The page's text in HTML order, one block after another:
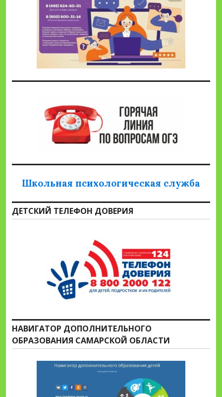
Школьная психологическая служба
ДЕТСКИЙ ТЕЛЕФОН ДОВЕРИЯ
НАВИГАТОР ДОПОЛНИТЕЛЬНОГО
ОБРАЗОВАНИЯ САМАРСКОЙ ОБЛАСТИ